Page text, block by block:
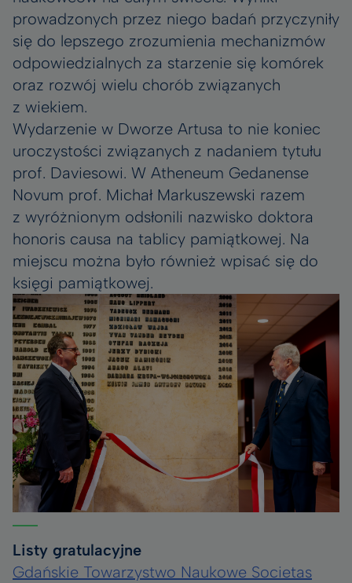
prowadzonych przez niego badań przyczyniły
się do lepszego zrozumienia mechanizmów
odpowiedzialnych za starzenie się komórek
oraz rozwój wielu chorób związanych
z wiekiem.
Wydarzenie w Dworze Artusa to nie koniec
uroczystości związanych z nadaniem tytułu
prof. Daviesowi. W Atheneum Gedanense
Novum prof. Michał Markuszewski razem
z wyróżnionym odsłonili nazwisko doktora
honoris causa na tablicy pamiątkowej. Na
miejscu można było również wpisać się do
księgi pamiątkowej.
Listy gratulacyjne
Gdańskie Towarzystwo Naukowe Societas